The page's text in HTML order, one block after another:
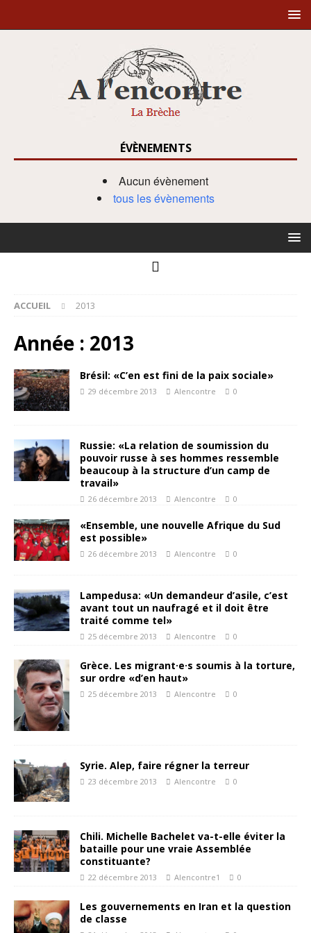
ÉVÈNEMENTS
Aucun évènement
tous les évènements
ACCUEIL 2013
Année : 2013
Brésil: «C’en est fini de la paix sociale»
29 décembre 2013 Alencontre 0
Russie: «La relation de soumission du
pouvoir russe à ses hommes ressemble
beaucoup à la structure d’un camp de
travail»
26 décembre 2013 Alencontre 0
«Ensemble, une nouvelle Afrique du Sud
est possible»
26 décembre 2013 Alencontre 0
Lampedusa: «Un demandeur d’asile, c’est
avant tout un naufragé et il doit être
traité comme tel»
25 décembre 2013 Alencontre 0
Grèce. Les migrant·e·s soumis à la torture,
sur ordre «d’en haut»
25 décembre 2013 Alencontre 0
Syrie. Alep, faire régner la terreur
23 décembre 2013 Alencontre 0
Chili. Michelle Bachelet va-t-elle éviter la
bataille pour une vraie Assemblée
constituante?
22 décembre 2013 Alencontre1 0
Les gouvernements en Iran et la question
de classe